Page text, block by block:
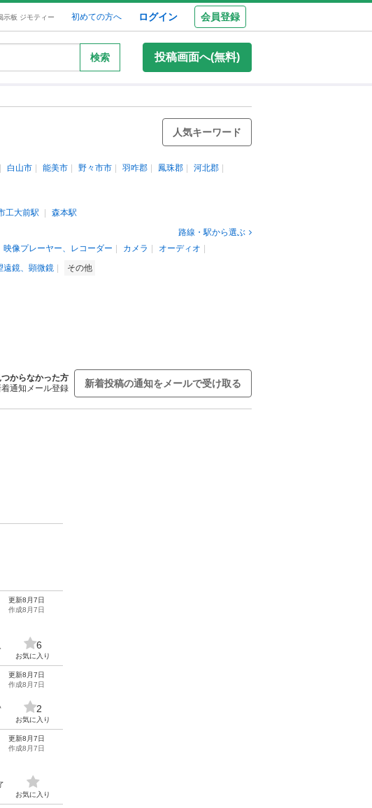
示板 ジモティー 初めての方へ ログイン 会員登録
検索 投稿画面へ(無料)
人気キーワード
白山市 能美市 野々市市 羽咋郡 鳳珠郡
河北郡
工大前駅
森本駅
路線・駅から選ぶ
映像プレーヤー、レコーダー カメラ
オーディオ
遠鏡、顕微鏡 その他
からなかった方
通知メール登録
新着投稿の通知をメールで受け取る
更新8月7日
作成8月7日
6
お気に入り
更新8月7日
作成8月7日
2
お気に入り
更新8月7日
作成8月7日
お気に入り